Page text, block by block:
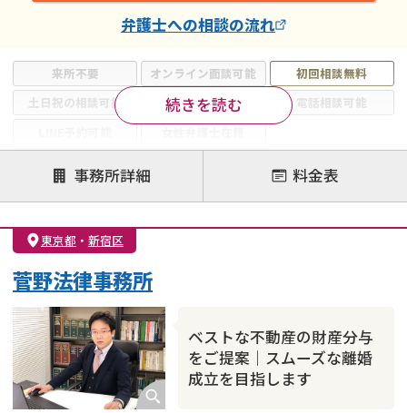
来所不要 オンライン面談可能
初回相談無料
土日祝の相談可能
19時以降電話可能
電話相談可能
注力案件
離婚前相談
離婚調停
離婚裁判
親権・面会交流権
DV
モラハラ
不貞・不倫慰謝料請求
財産分与
続きを読む
弁護士への相談の流れ
事務所詳細 料金表
東京都 ・ 新宿区
ベストな不動産の財産分与
をご提案｜スムーズな離婚
成立を目指します
菅野法律事務所